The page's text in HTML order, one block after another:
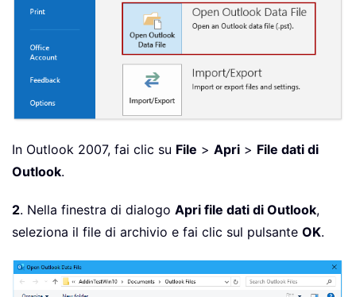
In Outlook 2007, fai clic su File > Apri > File dati di
Outlook.
2. Nella finestra di dialogo Apri file dati di Outlook,
seleziona il file di archivio e fai clic sul pulsante OK.